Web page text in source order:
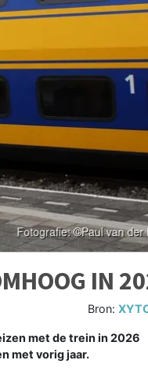
IN
Bron:
met de trein in 2026
met vorig jaar.